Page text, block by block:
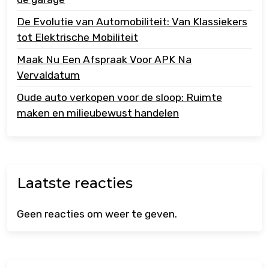
De Evolutie van Automobiliteit: Van Klassiekers
tot Elektrische Mobiliteit
Maak Nu Een Afspraak Voor APK Na
Vervaldatum
Oude auto verkopen voor de sloop: Ruimte
maken en milieubewust handelen
Laatste reacties
Geen reacties om weer te geven.